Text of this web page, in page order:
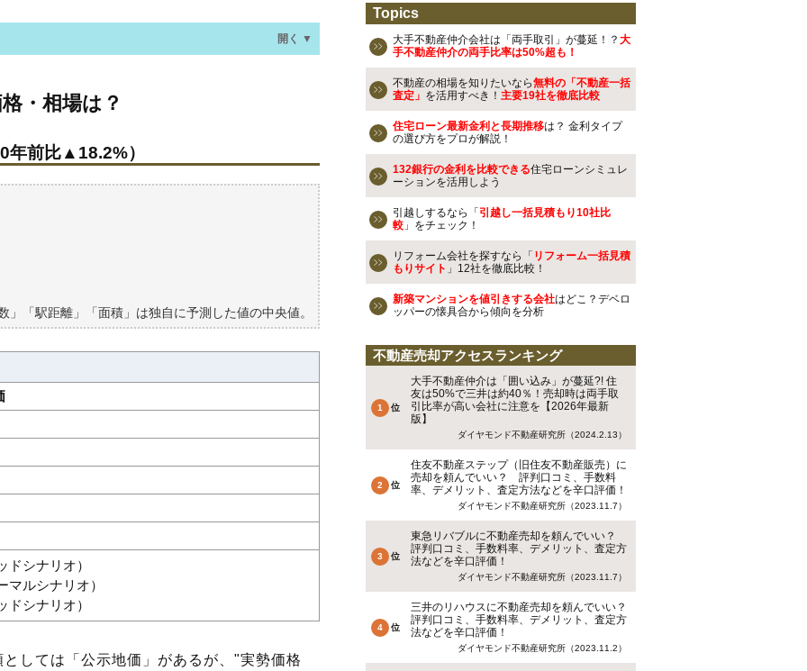
開く ▼
年前比▲18.2%）
る？
事例
・相場は？
年前比▲18.2%）
「駅距離」「面積」は独自に予測した値の中央値。
ドシナリオ）
マルシナリオ）
ドシナリオ）
しては「公示地価」があるが、"実勢価格
Topics
大手不動産仲介会社は「両手取引」が蔓延！？ 大
手不動産仲介の両手比率は50%超も！
不動産の相場を知りたいなら無料の「不動産一括
査定」 を活用すべき！ 主要19社を徹底比較
住宅ローン最新金利と長期推移は？ 金利タイプ
の選び方をプロが解説！
132銀行の金利を比較できる住宅ローンシミュレ
ーションを活用しよう
引越しするなら「 引越し一括見積もり10社比
較 」をチェック！
リフォーム会社を探すなら「 リフォーム一括見積
もりサイト 」12社を徹底比較！
新築マンションを値引きする会社はどこ？デベロ
ッパーの懐具合から傾向を分析
不動産売却アクセスランキング
大手不動産仲介は「囲い込み」が蔓延?! 住
友は50%で三井は約40％！売却時は両手取
引比率が高い会社に注意を【2026年最新
版】
ダイヤモンド不動産研究所（2024.2.13）
住友不動産ステップ（旧住友不動産販売）に
売却を頼んでいい？ 評判口コミ、手数料
率、デメリット、査定方法などを辛口評価！
ダイヤモンド不動産研究所（2023.11.7）
東急リバブルに不動産売却を頼んでいい？
評判口コミ、手数料率、デメリット、査定方
法などを辛口評価！
ダイヤモンド不動産研究所（2023.11.7）
三井のリハウスに不動産売却を頼んでいい？
評判口コミ、手数料率、デメリット、査定方
法などを辛口評価！
ダイヤモンド不動産研究所（2023.11.2）